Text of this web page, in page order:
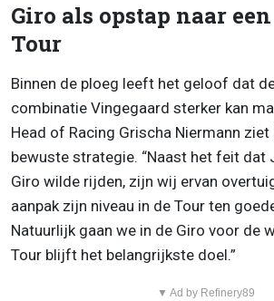
Giro als opstap naar
Tour
Binnen de ploeg leeft het geloof dat
combinatie Vingegaard sterker kan
Head of Racing Grischa Niermann ziet
bewuste strategie. “Naast het feit dat
Giro wilde rijden, zijn wij ervan
aanpak zijn niveau in de Tour ten
Natuurlijk gaan we in de Giro voor de
Tour blijft het belangrijkste doel.”
▼ Ad by Refinery89